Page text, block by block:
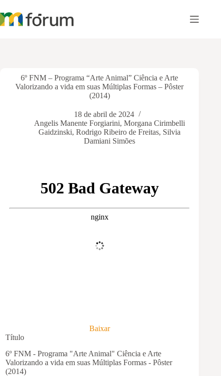
para
o
6º FNM – Programa “Arte Animal” Ciência e Arte
Valorizando a vida em suas Múltiplas Formas – Pôster
(2014)
18 de abril de 2024
Angelis Manente Forgiarini, Morgana Cirimbelli
Gaidzinski, Rodrigo Ribeiro de Freitas, Silvia
Damiani Simões
Baixar
Título
6º FNM - Programa "Arte Animal" Ciência e Arte
Valorizando a vida em suas Múltiplas Formas - Pôster
(2014)